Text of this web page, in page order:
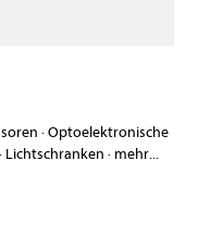
·Optoelektronische
· Lichtschranken · mehr...